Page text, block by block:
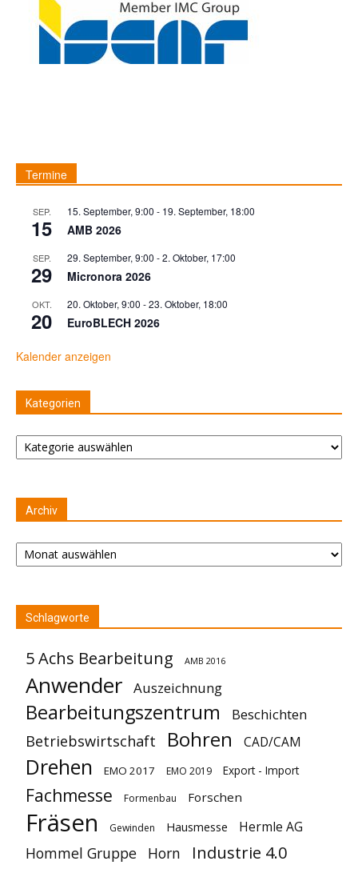
Termine
SEP.
15
15. September, 9:00 - 19. September, 18:00
AMB 2026
SEP.
29
29. September, 9:00 -2. Oktober, 17:00
Micronora 2026
OKT.
20
20. Oktober, 9:00 -23. Oktober, 18:00
EuroBLECH 2026
Kalender anzeigen
Kategorien
Kategorien
Archiv
Archiv
Schlagworte
5 Achs Bearbeitung AMB 2016
Anwender Auszeichnung
Bearbeitungszentrum Beschichten
Betriebswirtschaft Bohren CAD/CAM
Drehen EMO 2017 EMO 2019 Export - Import
Fachmesse Formenbau Forschen
Fräsen Gewinden Hausmesse Hermle AG
Hommel Gruppe Horn Industrie 4.0